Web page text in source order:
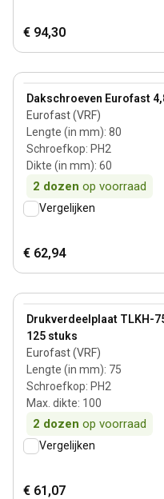
€ 94,30
Dakschroeven Eurofast
Eurofast (VRF)
Lengte (in mm): 80
Schroefkop: PH2
Dikte (in mm): 60
2 dozen op voorraad
View product
Vergelijken
€ 62,94
Drukverdeelplaat TLKH-
125 stuks
Eurofast (VRF)
Lengte (in mm): 75
Schroefkop: PH2
Max. dikte: 100
2 dozen op voorraad
View product
Vergelijken
€ 61,07